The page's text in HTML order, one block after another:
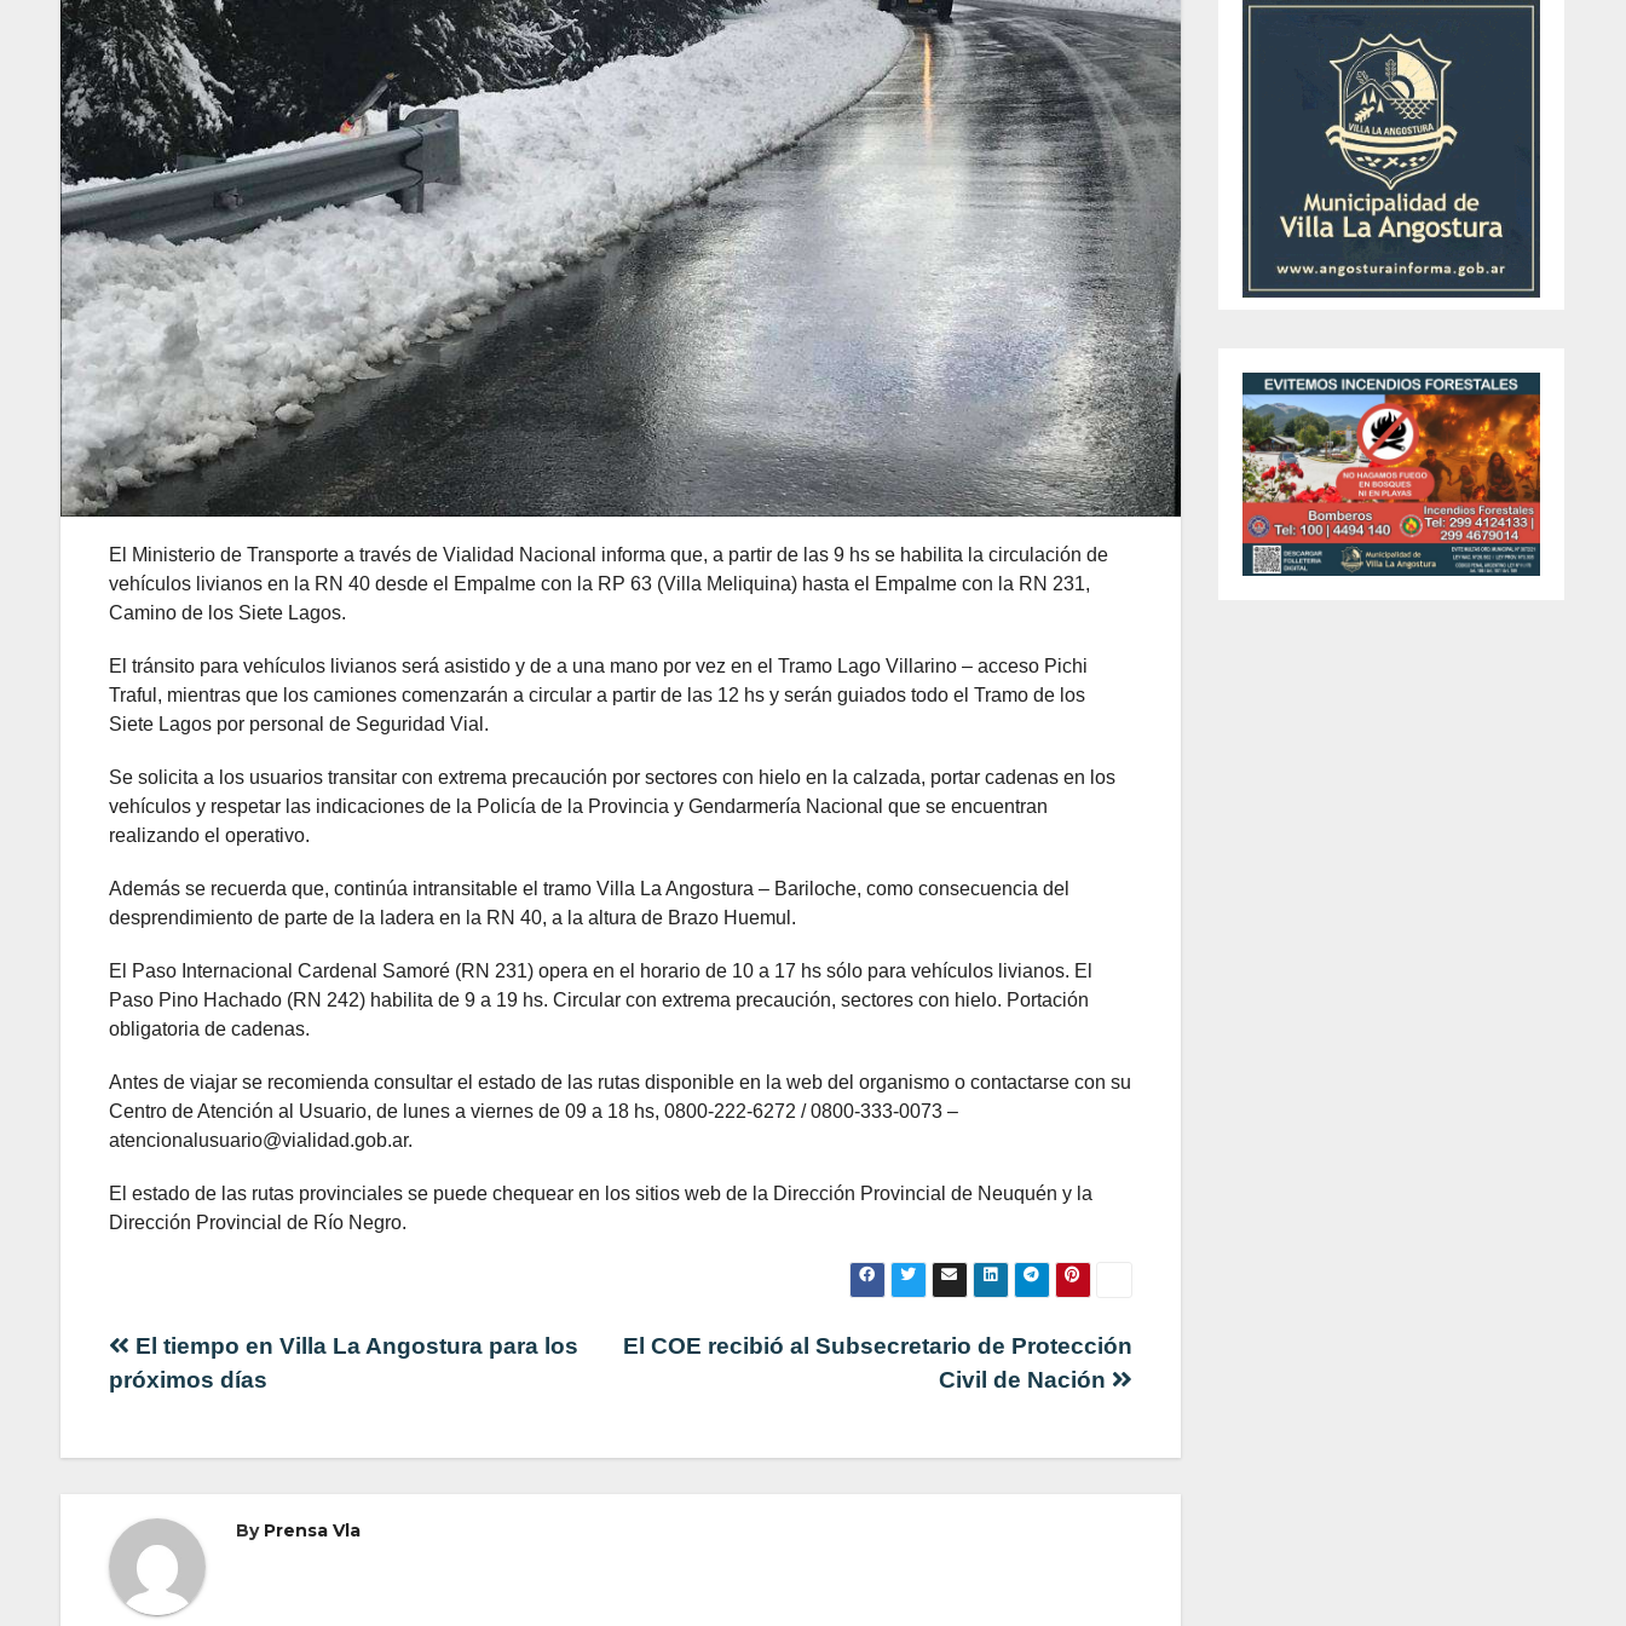
El Ministerio de Transporte a través de Vialidad Nacional informa que, a partir de las 9 hs se habilita la circulación de
vehículos livianos en la RN 40 desde el Empalme con la RP 63 (Villa Meliquina) hasta el Empalme con la RN 231,
Camino de los Siete Lagos.
El tránsito para vehículos livianos será asistido y de a una mano por vez en el Tramo Lago Villarino – acceso Pichi
Traful, mientras que los camiones comenzarán a circular a partir de las 12 hs y serán guiados todo el Tramo de los
Siete Lagos por personal de Seguridad Vial.
Se solicita a los usuarios transitar con extrema precaución por sectores con hielo en la calzada, portar cadenas en los
vehículos y respetar las indicaciones de la Policía de la Provincia y Gendarmería Nacional que se encuentran
realizando el operativo.
Además se recuerda que, continúa intransitable el tramo Villa La Angostura – Bariloche, como consecuencia del
desprendimiento de parte de la ladera en la RN 40, a la altura de Brazo Huemul.
El Paso Internacional Cardenal Samoré (RN 231) opera en el horario de 10 a 17 hs sólo para vehículos livianos. El
Paso Pino Hachado (RN 242) habilita de 9 a 19 hs. Circular con extrema precaución, sectores con hielo. Portación
obligatoria de cadenas.
Antes de viajar se recomienda consultar el estado de las rutas disponible en la web del organismo o contactarse con su
Centro de Atención al Usuario, de lunes a viernes de 09 a 18 hs, 0800-222-6272 / 0800-333-0073 –
atencionalusuario@vialidad.gob.ar.
El estado de las rutas provinciales se puede chequear en los sitios web de la Dirección Provincial de Neuquén y la
Dirección Provincial de Río Negro.
Navegación
entradas
El COE recibió al Subsecretario de Protección
Civil de Nación
El tiempo en Villa La Angostura para los
próximos días
By Prensa Vla